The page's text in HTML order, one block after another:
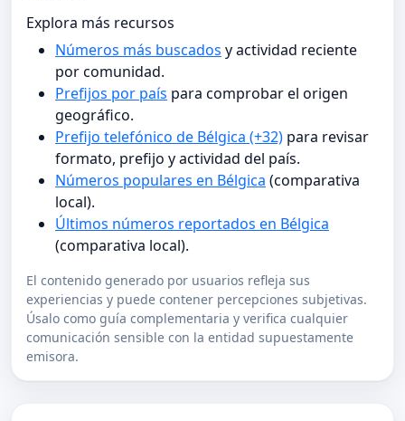
Explora más recursos
Números más buscados y actividad reciente
por comunidad.
Prefijos por país para comprobar el origen
geográfico.
Prefijo telefónico de Bélgica (+32) para revisar
formato, prefijo y actividad del país.
Números populares en Bélgica (comparativa
local).
Últimos números reportados en Bélgica
(comparativa local).
El contenido generado por usuarios refleja sus
experiencias y puede contener percepciones subjetivas.
Úsalo como guía complementaria y verifica cualquier
comunicación sensible con la entidad supuestamente
emisora.